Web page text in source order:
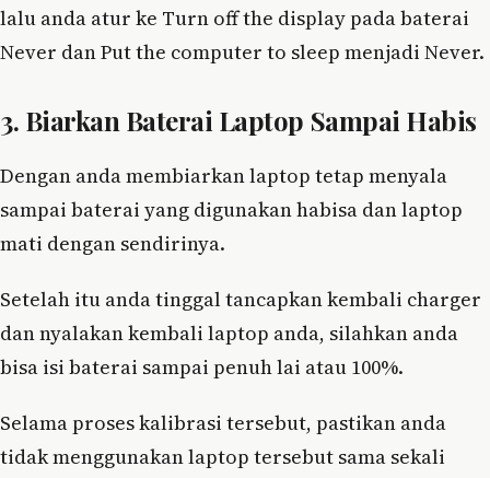
lalu anda atur ke Turn off the display pada baterai
Never dan Put the computer to sleep menjadi Never.
3. Biarkan Baterai Laptop Sampai Habis
Dengan anda membiarkan laptop tetap menyala
sampai baterai yang digunakan habisa dan laptop
mati dengan sendirinya.
Setelah itu anda tinggal tancapkan kembali charger
dan nyalakan kembali laptop anda, silahkan anda
bisa isi baterai sampai penuh lai atau 100%.
Selama proses kalibrasi tersebut, pastikan anda
tidak menggunakan laptop tersebut sama sekali